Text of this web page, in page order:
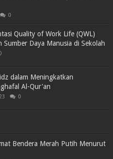
0
Quality of Work Life (QWL)
Sumber Daya Manusia di Sekolah
dalam Meningkatkan
Al-Qur'an
0
Bendera Merah Putih Menurut